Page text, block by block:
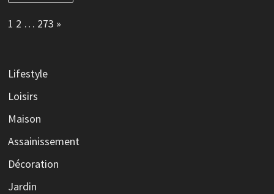
Page:
1 2 … 273 Next
»
Lifestyle
Loisirs
Maison
Assainissement
Décoration
Jardin